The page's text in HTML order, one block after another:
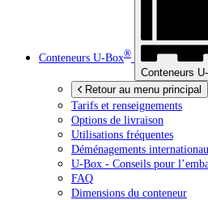
Conteneurs U-Box®
Conteneurs
Retour au menu principal
Tarifs et renseignements
Options de livraison
Utilisations fréquentes
Déménagements
U-Box - Conseils pour
FAQ
Dimensions du conteneur